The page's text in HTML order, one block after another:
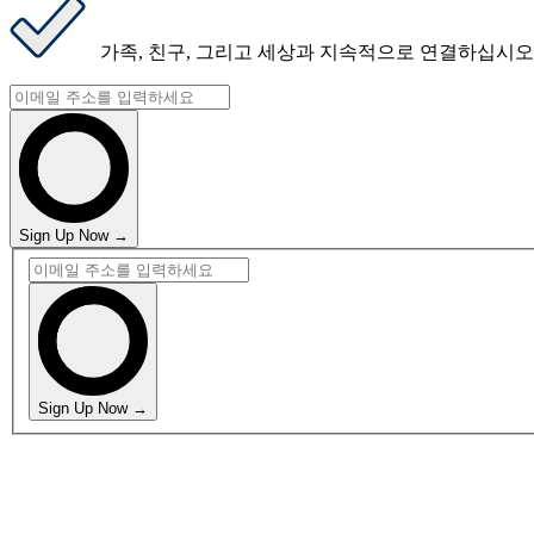
가족, 친구, 그리고 세상과 지속적으로 연결하십시
Sign Up Now →
Sign Up Now →